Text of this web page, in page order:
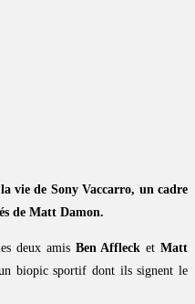
vie de Sony Vaccarro, un cadre
de Matt Damon.
deux amis Ben Affleck etMatt
biopic sportif dont ils signent le